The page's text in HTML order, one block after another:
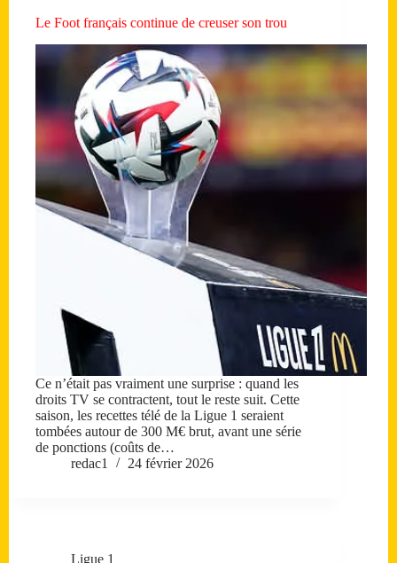
Le Foot français continue de creuser son trou
Ce n’était pas vraiment une surprise : quand les
droits TV se contractent, tout le reste suit. Cette
saison, les recettes télé de la Ligue 1 seraient
tombées autour de 300 M€ brut, avant une série
de ponctions (coûts de…
redac1
24 février 2026
Ligue 1